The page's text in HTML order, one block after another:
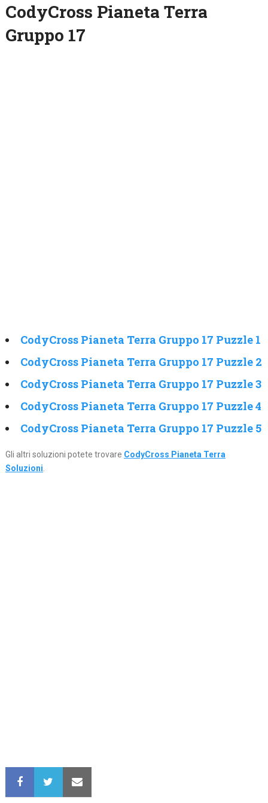
CodyCross Pianeta Terra
Gruppo 17
CodyCross Pianeta Terra Gruppo 17 Puzzle 1
CodyCross Pianeta Terra Gruppo 17 Puzzle 2
CodyCross Pianeta Terra Gruppo 17 Puzzle 3
CodyCross Pianeta Terra Gruppo 17 Puzzle 4
CodyCross Pianeta Terra Gruppo 17 Puzzle 5
Gli altri soluzioni potete trovare CodyCross Pianeta Terra
Soluzioni.